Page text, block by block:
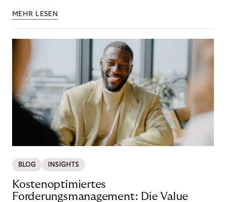
MEHR LESEN
BLOG INSIGHTS
Kostenoptimiertes
Forderungsmanagement: Die Value